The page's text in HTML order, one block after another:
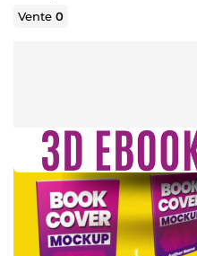
Vente0